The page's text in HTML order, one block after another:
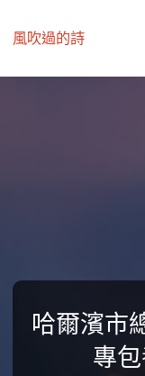
風吹過的詩
哈爾濱市
專